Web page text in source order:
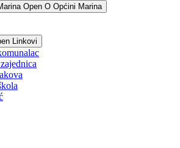
Open O Općini Marina
Linkovi